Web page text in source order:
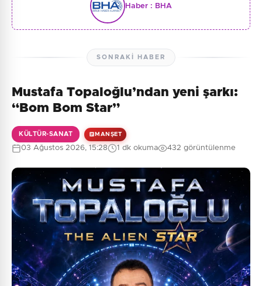
Haber : BHA
SONRAKI HABER
Mustafa Topaloğlu’ndan yeni şarkı:
“Bom Bom Star”
KÜLTÜR-SANAT MANŞET
03 Ağustos 2026, 15:28 1 dk okuma 432 görüntülenme